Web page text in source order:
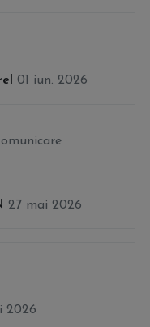
01 iun. 2026
27 mai 2026
2026